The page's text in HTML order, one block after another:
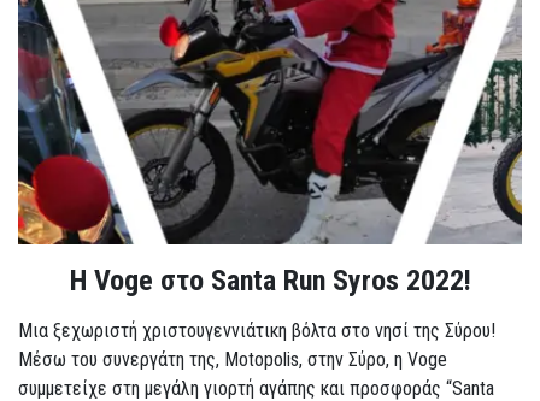
Η Voge στο Santa Run Syros 2022!
Μια ξεχωριστή χριστουγεννιάτικη βόλτα στο νησί της Σύρου!
Μέσω του συνεργάτη της, Motopolis, στην Σύρο, η Voge
συμμετείχε στη μεγάλη γιορτή αγάπης και προσφοράς “Santa